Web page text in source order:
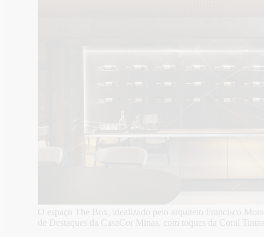
O espaço The Box, idealizado pelo arquiteto Francisco
de Destaques da CasaCor Minas, com toques da